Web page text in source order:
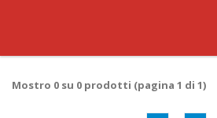
Mostro 0 su 0 prodotti (pagina 1 di 1)